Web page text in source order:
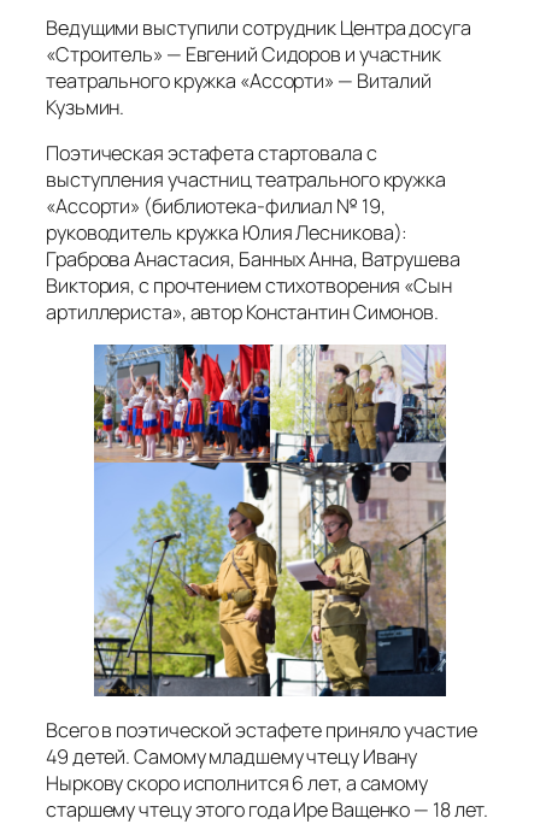
Ведущими выступили сотрудник Центра досуга
«Строитель» — Евгений Сидоров и участник
театрального кружка «Ассорти» — Виталий
Кузьмин.
Поэтическая эстафета стартовала с
выступления участниц театрального кружка
«Ассорти» (библиотека-филиал № 19,
руководитель кружка Юлия Лесникова):
Граброва Анастасия, Банных Анна, Ватрушева
Виктория, с прочтением стихотворения «Сын
артиллериста», автор Константин Симонов.
Всего в поэтической эстафете приняло участие
49 детей. Самому младшему чтецу Ивану
Ныркову скоро исполнится 6 лет, а самому
старшему чтецу этого года Ире Ващенко — 18 лет.